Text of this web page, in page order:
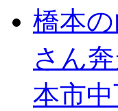
橋本
さん
本市中